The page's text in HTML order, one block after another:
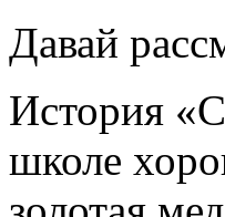
Давай
История
школе